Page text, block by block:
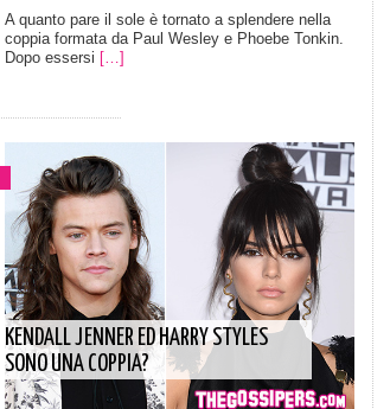
A quanto pare il sole è tornato a splendere nella
coppia formata da Paul Wesley e Phoebe Tonkin.
Dopo essersi […]
KENDALL JENNER ED HARRY STYLES
SONO UNA COPPIA?